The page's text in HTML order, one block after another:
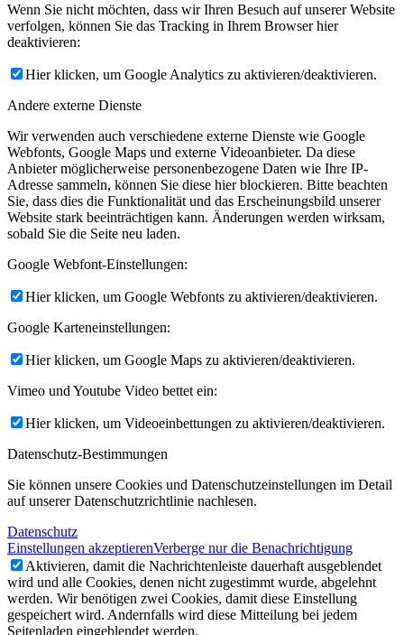
Wenn Sie nicht möchten, dass wir Ihren Besuch auf unserer Website
verfolgen, können Sie das Tracking in Ihrem Browser hier
deaktivieren:
Hier klicken, um Google Analytics zu aktivieren/deaktivieren.
Andere externe Dienste
Wir verwenden auch verschiedene externe Dienste wie Google
Webfonts, Google Maps und externe Videoanbieter. Da diese
Anbieter möglicherweise personenbezogene Daten wie Ihre IP-
Adresse sammeln, können Sie diese hier blockieren. Bitte beachten
Sie, dass dies die Funktionalität und das Erscheinungsbild unserer
Website stark beeinträchtigen kann. Änderungen werden wirksam,
sobald Sie die Seite neu laden.
Google Webfont-Einstellungen:
Hier klicken, um Google Webfonts zu aktivieren/deaktivieren.
Google Karteneinstellungen:
Hier klicken, um Google Maps zu aktivieren/deaktivieren.
Vimeo und Youtube Video bettet ein:
Hier klicken, um Videoeinbettungen zu aktivieren/deaktivieren.
Datenschutz-Bestimmungen
Sie können unsere Cookies und Datenschutzeinstellungen im Detail
auf unserer Datenschutzrichtlinie nachlesen.
Datenschutz
Einstellungen akzeptierenVerberge nur die Benachrichtigung
Aktivieren, damit die Nachrichtenleiste dauerhaft ausgeblendet
wird und alle Cookies, denen nicht zugestimmt wurde, abgelehnt
werden. Wir benötigen zwei Cookies, damit diese Einstellung
gespeichert wird. Andernfalls wird diese Mitteilung bei jedem
Seitenladen eingeblendet werden.